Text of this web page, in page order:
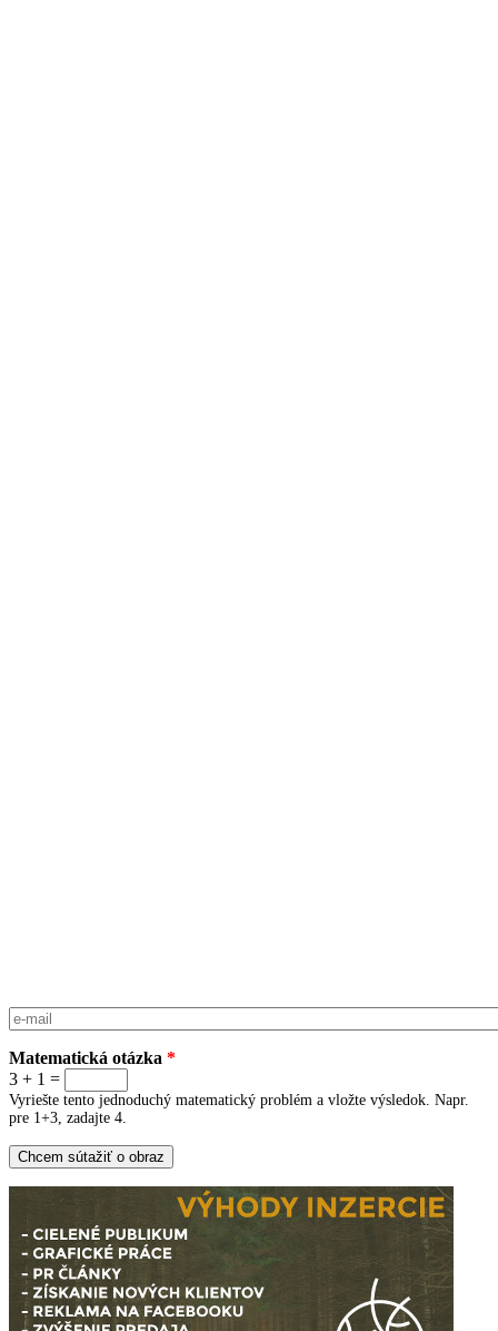
E-mail
Matematická otázka *
3 + 1 =
Vyriešte tento jednoduchý matematický problém a vložte výsledok. Napr.
pre 1+3, zadajte 4.